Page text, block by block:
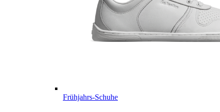
Frühjahrs-Schuhe